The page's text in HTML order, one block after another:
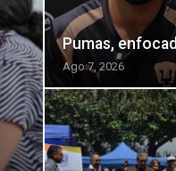
Pumas,
Ago 7, 2026